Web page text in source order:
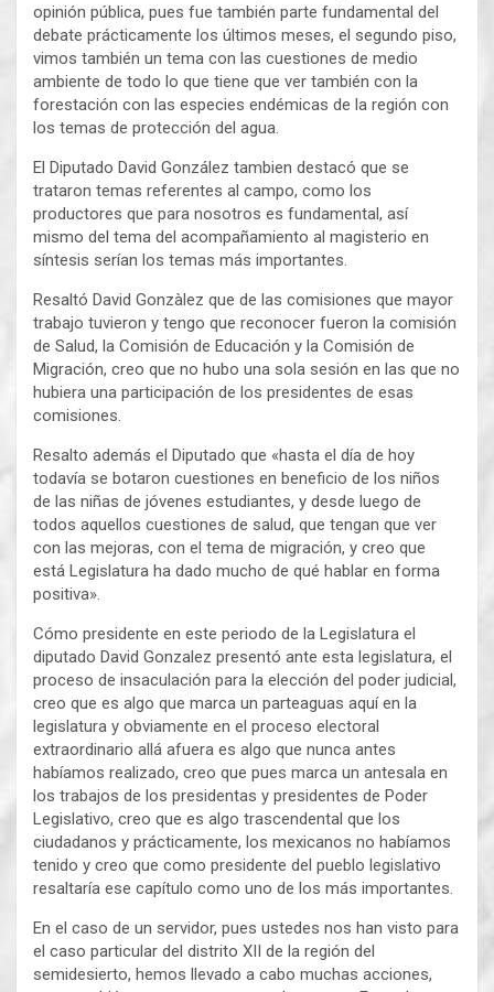
opinión pública, pues fue también parte fundamental del
debate prácticamente los últimos meses, el segundo piso,
vimos también un tema con las cuestiones de medio
ambiente de todo lo que tiene que ver también con la
forestación con las especies endémicas de la región con
los temas de protección del agua.
El Diputado David González tambien destacó que se
trataron temas referentes al campo, como los
productores que para nosotros es fundamental, así
mismo del tema del acompañamiento al magisterio en
síntesis serían los temas más importantes.
Resaltó David Gonzàlez que de las comisiones que mayor
trabajo tuvieron y tengo que reconocer fueron la comisión
de Salud, la Comisión de Educación y la Comisión de
Migración, creo que no hubo una sola sesión en las que no
hubiera una participación de los presidentes de esas
comisiones.
Resalto además el Diputado que «hasta el día de hoy
todavía se botaron cuestiones en beneficio de los niños
de las niñas de jóvenes estudiantes, y desde luego de
todos aquellos cuestiones de salud, que tengan que ver
con las mejoras, con el tema de migración, y creo que
está Legislatura ha dado mucho de qué hablar en forma
positiva».
Cómo presidente en este periodo de la Legislatura el
diputado David Gonzalez presentó ante esta legislatura, el
proceso de insaculación para la elección del poder judicial,
creo que es algo que marca un parteaguas aquí en la
legislatura y obviamente en el proceso electoral
extraordinario allá afuera es algo que nunca antes
habíamos realizado, creo que pues marca un antesala en
los trabajos de los presidentas y presidentes de Poder
Legislativo, creo que es algo trascendental que los
ciudadanos y prácticamente, los mexicanos no habíamos
tenido y creo que como presidente del pueblo legislativo
resaltaría ese capítulo como uno de los más importantes.
En el caso de un servidor, pues ustedes nos han visto para
el caso particular del distrito XII de la región del
semidesierto, hemos llevado a cabo muchas acciones,